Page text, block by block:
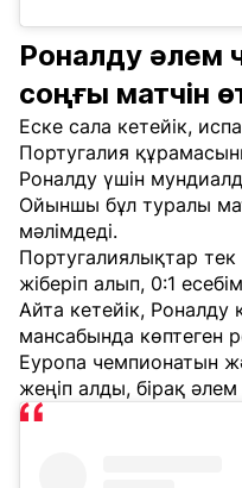
Роналду әлем
соңғы матчін
Еске сала кетейік,
Португалия
Роналду үшін
Ойыншы бұл туралы
мәлімдеді.
Португалиялықтар
жіберіп алып, 0:1
Айта кетейік, Роналду
мансабында көптеген
Еуропа чемпионатын
жеңіп алды, бірақ